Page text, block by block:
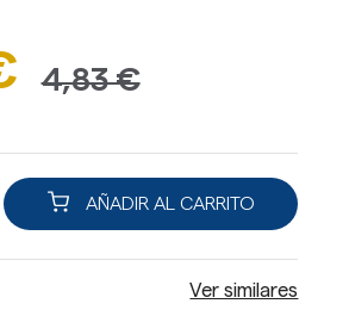
4,83 €
AÑADIR AL CARRITO
Ver similares